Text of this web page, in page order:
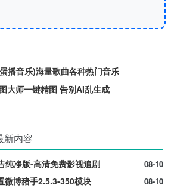
播音乐)海量歌曲各种热门音乐
大师一键精图 告别AI乱生成
新内容
08-10
纯净版-高清免费影视追剧
08-10
微博猪手2.5.3-350模块